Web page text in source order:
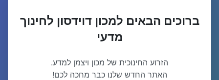
ברוכים הבאים למכון דוידסון לחינוך
מדעי
הזרוע החינוכית של מכון ויצמן למדע.
האתר החדש שלנו כבר מחכה לכם!